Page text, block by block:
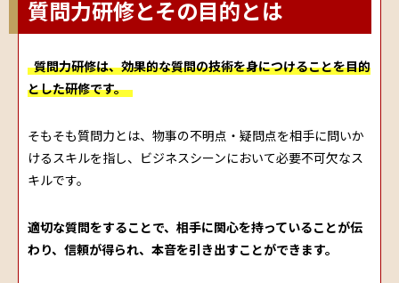
質問力研修とその目的とは
質問力研修は、効果的な質問の技術を身につけることを目的
とした研修です。
そもそも質問力とは、物事の不明点・疑問点を相手に問いか
けるスキルを指し、ビジネスシーンにおいて必要不可欠なス
キルです。
適切な質問をすることで、相手に関心を持っていることが伝
わり、信頼が得られ、本音を引き出すことができます。